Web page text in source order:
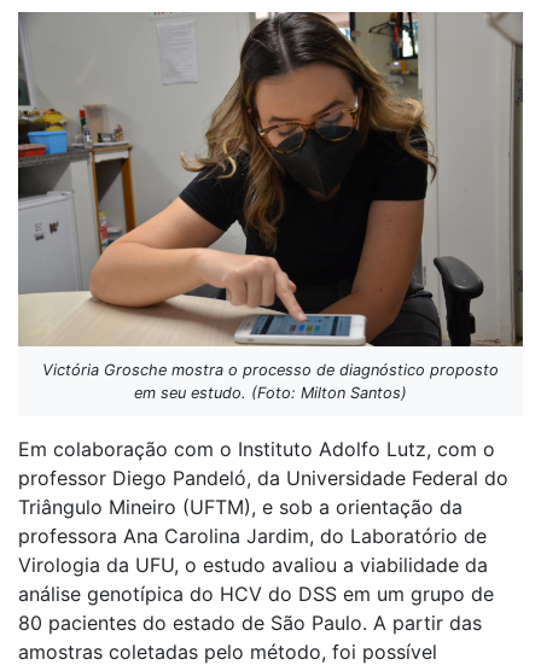
Victória Grosche mostra o processo de diagnóstico proposto
em seu estudo. (Foto: Milton Santos)
Em colaboração com o Instituto Adolfo Lutz, com o
professor Diego Pandeló, da Universidade Federal do
Triângulo Mineiro (UFTM), e sob a orientação da
professora Ana Carolina Jardim, do Laboratório de
Virologia da UFU, o estudo avaliou a viabilidade da
análise genotípica do HCV do DSS em um grupo de
80 pacientes do estado de São Paulo. A partir das
amostras coletadas pelo método, foi possível